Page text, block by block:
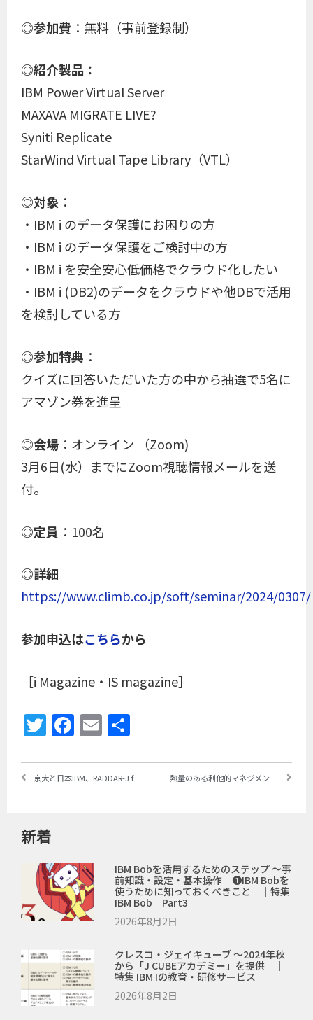
◎参加費 ：無料（事前登録制）
◎紹介製品：
IBM Power Virtual Server
MAXAVA MIGRATE LIVE?
Syniti Replicate
StarWind Virtual Tape Library（VTL）
◎対象 ：
・IBM i のデータ保護にお困りの方
・IBM i のデータ保護をご検討中の方
・IBM i を安全安心低価格でクラウド化したい
・IBM i (DB2)のデータをクラウドや他DBで活用
を検討している方
◎参加特典 ：
クイズに回答いただいた方の中から抽選で5名に
アマゾン券を進呈
◎会場 ：オンライン （Zoom)
3月6日(水）までにZoom視聴情報メールを送
付。
◎定員 ：100名
◎詳細
https://www.climb.co.jp/soft/seminar/2024/0307/
参加申込はこちらから
［i Magazine・IS magazine］
Twitter
Facebook
Email
京大と日本IBM、RADDAR-J for Societyが難病情報照会AIアプリケーションを開発・公開 ～患者や家族への情報提供と医療関係者向け難病関連研究開発支援サービスを開始 熱量のある利他的マネジメントで業務部門・ベンダーと一緒にDX化推進、他社・他部門への共感こそ要員不足を補う力 ｜日本サニパック株式会社
新着
IBM Bobを活用するためのステップ ～事
前知識・設定・基本操作 ❶IBM Bobを
使うために知っておくべきこと ｜特集
IBM Bob Part3
2026年8月2日
クレスコ・ジェイキューブ ～2024年秋
から「J CUBEアカデミー」を提供 ｜
特集 IBM Iの教育・研修サービス
2026年8月2日